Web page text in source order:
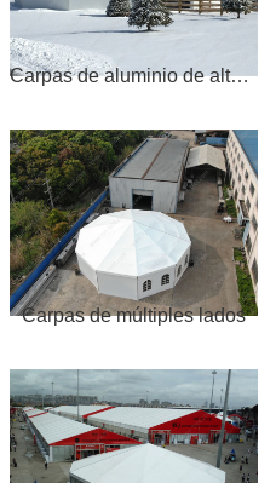
Carpas de aluminio de alta calidad para exposiciones al aire libre, carpas móviles de mú ltiples lados
Carpas de múltiples lados